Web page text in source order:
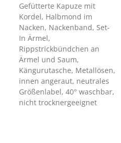
Gefütterte Kapuze mit
Kordel, Halbmond im
Nacken, Nackenband, Set-
In Ärmel,
Rippstrickbündchen an
Ärmel und Saum,
Kängurutasche, Metallösen,
innen angeraut, neutrales
Größenlabel, 40° waschbar,
nicht trocknergeeignet